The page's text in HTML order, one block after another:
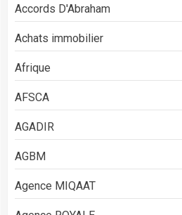
Accords D'Abraham
Achats immobilier
Afrique
AFSCA
AGADIR
AGBM
Agence MIQAAT